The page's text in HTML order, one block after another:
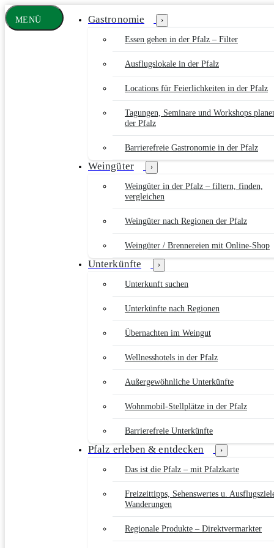
Zum
Hauptinhalt
www.pfalz-
info.com
MENÜ Gastronomie ›
Essen gehen in der Pfalz – Filter
Ausflugslokale in der Pfalz
Locations für Feierlichkeiten in der Pfalz
Tagungen, Seminare und Workshops
der Pfalz
Barrierefreie Gastronomie in der Pfalz
Weingüter ›
Weingüter in der Pfalz – filtern, finden,
vergleichen
Weingüter nach Regionen der Pfalz
Weingüter / Brennereien mit Online-Shop
Unterkünfte ›
Unterkunft suchen
Unterkünfte nach Regionen
Übernachten im Weingut
Wellnesshotels in der Pfalz
Außergewöhnliche Unterkünfte
Wohnmobil-Stellplätze in der Pfalz
Barrierefreie Unterkünfte
Pfalz erleben & entdecken ›
Das ist die Pfalz – mit Pfalzkarte
Freizeittipps, Sehenswertes u.
Wanderungen
Regionale Produkte – Direktvermarkter